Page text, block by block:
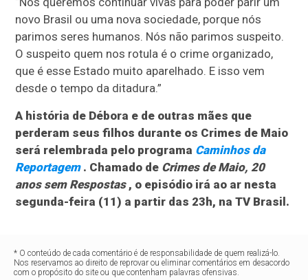
novo Brasil ou uma nova sociedade, porque nós
parimos seres humanos. Nós não parimos suspeito.
O suspeito quem nos rotula é o crime organizado,
que é esse Estado muito aparelhado. E isso vem
desde o tempo da ditadura.”
A história de Débora e de outras mães que
perderam seus filhos durante os Crimes de Maio
será relembrada pelo programa Caminhos da
Reportagem . Chamado de Crimes de Maio, 20
anos sem Respostas, o episódio irá ao ar nesta
segunda-feira (11) a partir das 23h, na TV Brasil.
* O conteúdo de cada comentário é de responsabilidade de quem realizá-lo.
Nos reservamos ao direito de reprovar ou eliminar comentários em desacordo
com o propósito do site ou que contenham palavras ofensivas.